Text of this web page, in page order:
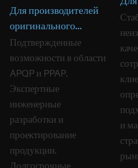
Для производителей
оригинального
оборудования
Подтвержденные
возможности в области
APQP и PPAP.
Экспертные
инженерные
разработки и
проектирование
продукции.
Долгосрочные
и